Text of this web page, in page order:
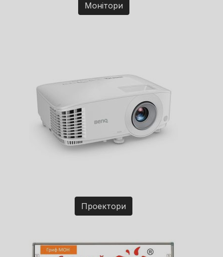
Монітори
Проектори